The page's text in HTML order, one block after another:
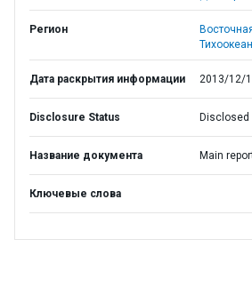
Регион
Дата раскрытия информации 2013/12/
Disclosure Status Disclosed
Название документа Main
Ключевые слова